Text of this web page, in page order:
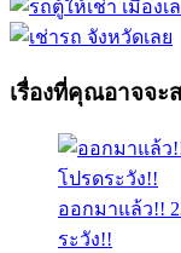
เรื่องที่คุณอาจจะ
ออกมาแล้ว!!
ระวัง!!